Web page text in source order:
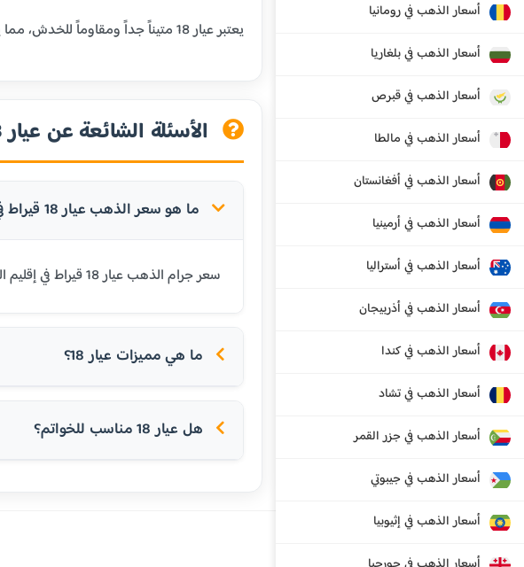
أسعار الذهب في رومانيا
أسعار الذهب في بلغاريا
أسعار الذهب في قبرص
أسعار الذهب في مالطا
أسعار الذهب في أفغانستان
أسعار الذهب في أرمينيا
أسعار الذهب في أستراليا
أسعار الذهب في أذربيجان
أسعار الذهب في كندا
أسعار الذهب في تشاد
أسعار الذهب في جزر القمر
أسعار الذهب في جيبوتي
أسعار الذهب في إثيوبيا
يعتبر عيار 18 متيناً جداً ومقاوماً للخدش، مما يجعله مثالياً للمجوهرات التي يتم ارتداؤها يومياً. كما أنه يحافظ على لون الذهب الجميل مع إضافة المتانة.
الأسئلة الشائعة عن عيار 18
ما هو سعر الذهب عيار 18 قيراط في إقليم المحيط الهندي البريطاني اليوم؟
سعر جرام الذهب عيار 18 قيراط في إقليم المحيط الهندي البريطاني اليوم هو 102.41 جنيه استرليني. عيار 18 شائع في أوروبا والولايات المتحدة.
ما هي مميزات عيار 18؟
هل عيار 18 مناسب للخواتم؟